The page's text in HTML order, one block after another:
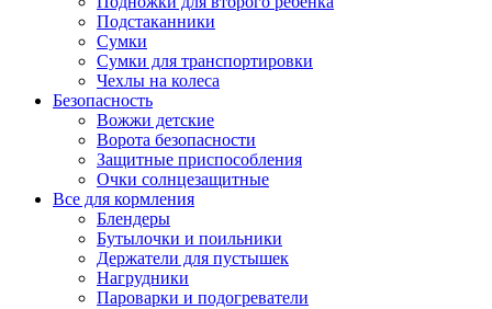
Подстаканники
Сумки
Сумки для транспортировки
Чехлы на колеса
Безопасность
Вожжи детские
Ворота безопасности
Защитные приспособления
Очки солнцезащитные
Все для кормления
Блендеры
Бутылочки и поильники
Держатели для пустышек
Нагрудники
Пароварки и подогреватели